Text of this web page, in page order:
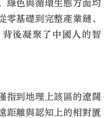
綠色與循環生態方面均
基礎到完整產業鏈、
後凝聚了中國人的智
指到地理上該區的遼闊
距離與認知上的相對匱